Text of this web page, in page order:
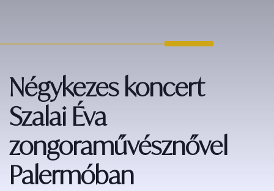
Négykezes koncert
Szalai Éva
zongoraművésznővel
Palermóban